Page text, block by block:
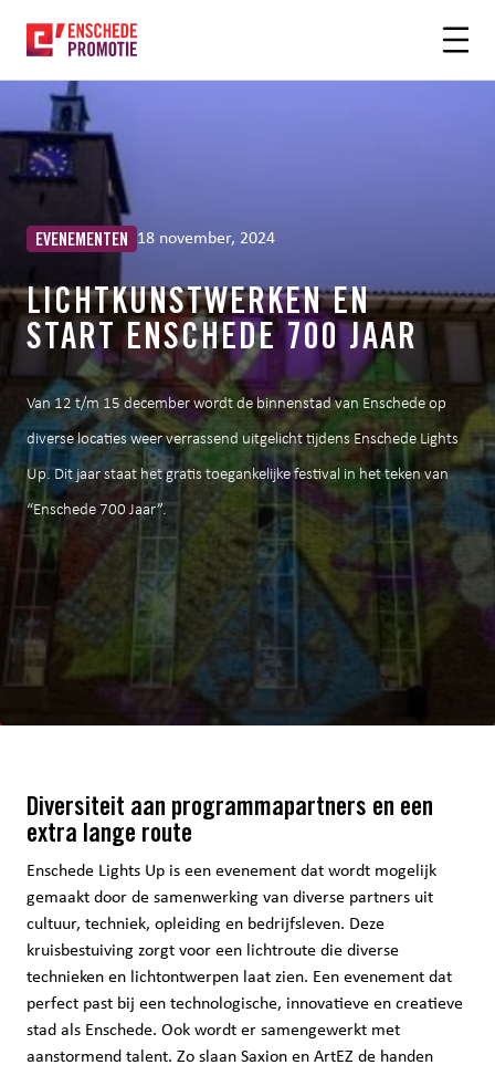
EVENEMENTEN 18 november, 2024
LICHTKUNSTWERKEN EN
START ENSCHEDE 700 JAAR
Van 12 t/m 15 december wordt de binnenstad van Enschede op
diverse locaties weer verrassend uitgelicht tijdens Enschede Lights
Up. Dit jaar staat het gratis toegankelijke festival in het teken van
“Enschede 700 Jaar”.
Diversiteit aan programmapartners en een
extra lange route
Enschede Lights Up is een evenement dat wordt mogelijk
gemaakt door de samenwerking van diverse partners uit
cultuur, techniek, opleiding en bedrijfsleven. Deze
kruisbestuiving zorgt voor een lichtroute die diverse
technieken en lichtontwerpen laat zien. Een evenement dat
perfect past bij een technologische, innovatieve en creatieve
stad als Enschede. Ook wordt er samengewerkt met
aanstormend talent. Zo slaan Saxion en ArtEZ de handen